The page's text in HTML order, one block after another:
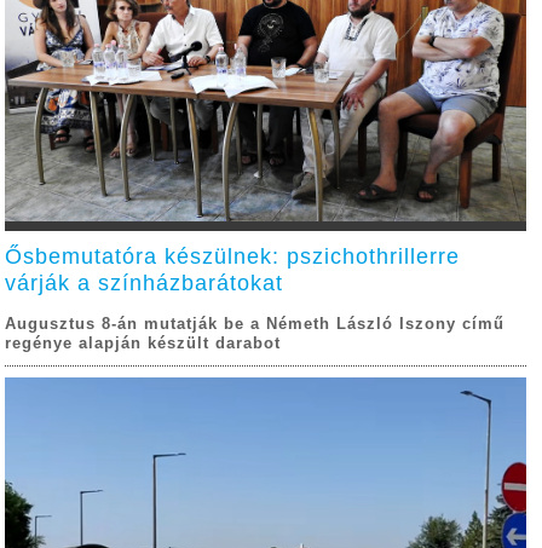
Ősbemutatóra készülnek: pszichothrillerre
várják a színházbarátokat
Augusztus 8-án mutatják be a Németh László Iszony című
regénye alapján készült darabot